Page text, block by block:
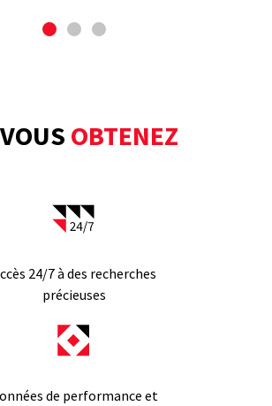
OBTENEZ
24/7 à des recherches
précieuses
de performance et